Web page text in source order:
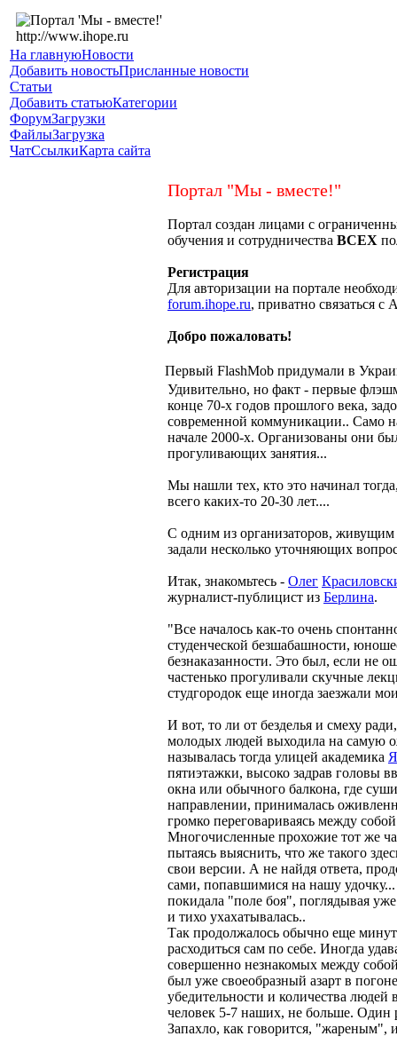
На главнуюНовости
Добавить новостьПрисланные новости
Статьи
Добавить статьюКатегории
ФорумЗагрузки
ФайлыЗагрузка
ЧатСсылкиКарта сайта
Портал "Мы - вместе!"
Портал создан лицами с
обучения и сотрудничества ВСЕХ
Регистрация
Для авторизации на портале
forum.ihope.ru, приватно связаться
Добро пожаловать!
Первый FlashMob придумали в
Удивительно, но факт - первые
конце 70-х годов прошлого века,
современной коммуникации.. Само
начале 2000-х. Организованы они
прогуливающих занятия...
Мы нашли тех, кто это начинал
всего каких-то 20-30 лет....
С одним из организаторов, живущим
задали несколько уточняющих
Итак, знакомьтесь - Олег
журналист-публицист из Берлина.
"Все началось как-то очень
студенческой безшабашности,
безнаказанности. Это был, если не
частенько прогуливали скучные
студгородок еще иногда заезжали
И вот, то ли от безделья и смеху
молодых людей выходила на самую
называлась тогда улицей академика
пятиэтажки, высоко задрав головы
окна или обычного балкона, где
направлении, принималась
громко переговариваясь между
Многочисленные прохожие тот же
пытаясь выяснить, что же такого
свои версии. А не найдя ответа,
сами, попавшимися на нашу
покидала "поле боя", поглядывая
и тихо ухахатывалась..
Так продолжалось обычно еще
расходиться сам по себе. Иногда
совершенно незнакомых между
был уже своеобразный азарт в
убедительности и количества
человек 5-7 наших, не больше.
Запахло, как говорится, "жареным",